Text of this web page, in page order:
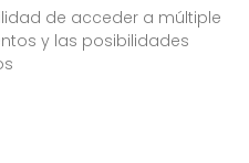
de acceder a múltiple
y las posibilidades